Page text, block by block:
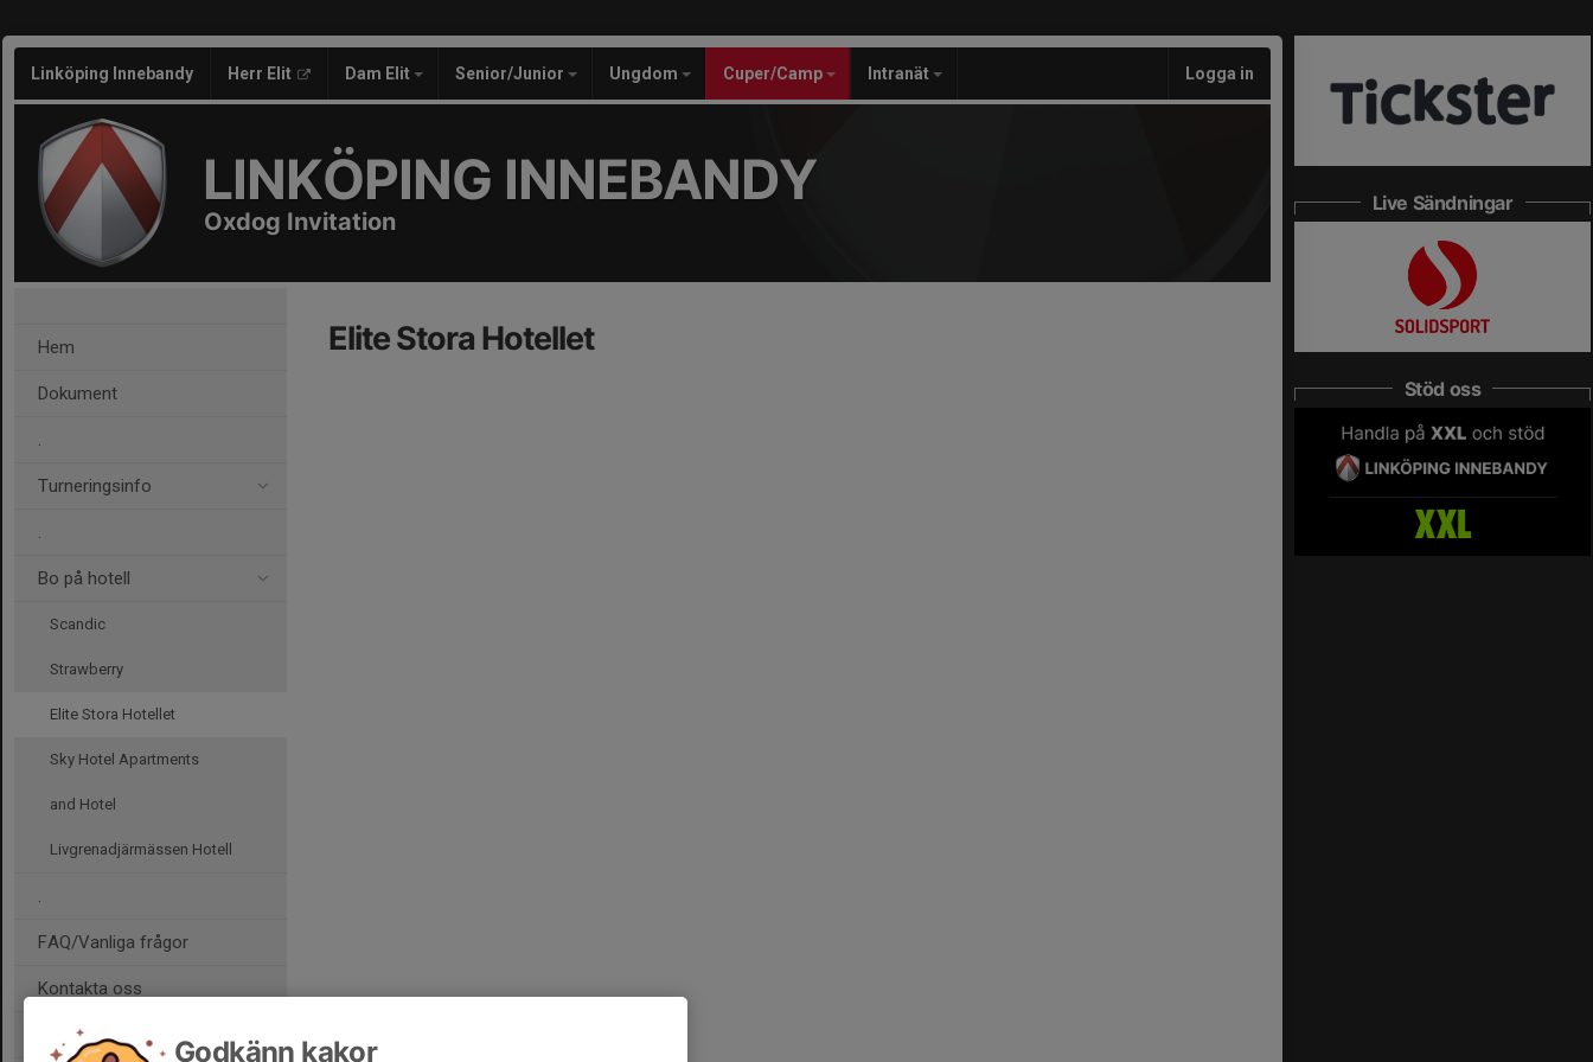
Linköping Innebandy Herr Elit Dam Elit Senior/Junior Ungdom Cuper/Camp Intranät Logga in
LINKÖPING INNEBANDY
Oxdog Invitation
Hem
Dokument
.
Turneringsinfo
.
Bo på hotell
Scandic
Strawberry
Elite Stora Hotellet
Sky Hotel Apartments
and Hotel
Livgrenadjärmässen Hotell
.
FAQ/Vanliga frågor
Kontakta oss
Domare
Elite Stora Hotellet
Live Sändningar
Stöd oss
Godkänn kakor